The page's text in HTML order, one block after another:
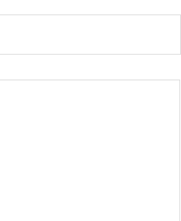
サイド
前へ
